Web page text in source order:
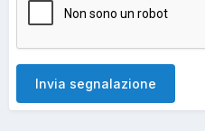
Invia segnalazione